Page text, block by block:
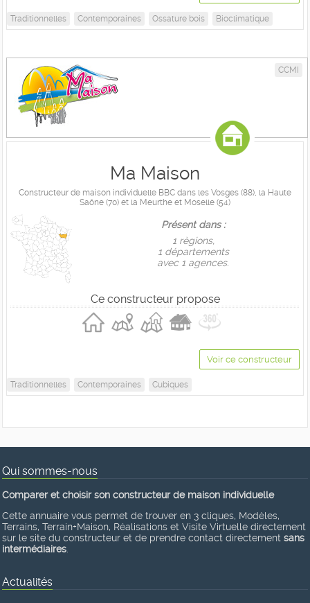
Traditionnelles Contemporaines Ossature bois Bioclimatique
CCMI
Ma Maison
Constructeur de maison individuelle BBC dans les Vosges (88), la Haute
Saône (70) et la Meurthe et Moselle (54)
Présent dans :
1 règions,
1 départements
avec 1 agences.
Ce constructeur propose
Voir ce constructeur
Traditionnelles Contemporaines Cubiques
Qui sommes-nous
Comparer et choisir son constructeur de maison individuelle
Cette annuaire vous permet de trouver en 3 cliques, Modèles,
Terrains, Terrain+Maison, Réalisations et Visite Virtuelle directement
sur le site du constructeur et de prendre contact directement sans
intermédiaires
Actualités